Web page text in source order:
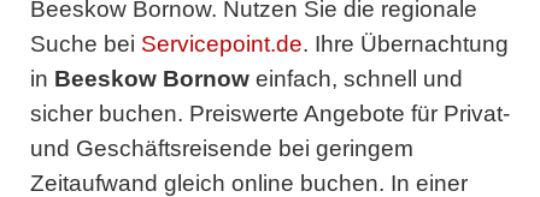
Beeskow Bornow. Nutzen Sie die regionale
Suche bei Servicepoint.de. Ihre Übernachtung
in Beeskow Bornoweinfach, schnell und
sicher buchen. Preiswerte Angebote für Privat-
und Geschäftsreisende bei geringem
Zeitaufwand gleich online buchen. In einer